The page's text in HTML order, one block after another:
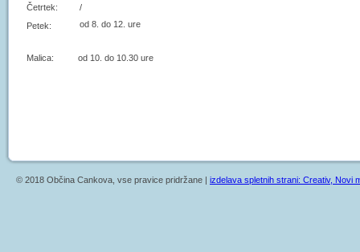
Četrtek:
/
Petek:
od 8. do 12. ure
Malica: od 10. do 10.30 ure
© 2018 Občina Cankova, vse pravice pridržane | izdelava spletnih strani: Creativ, Novi